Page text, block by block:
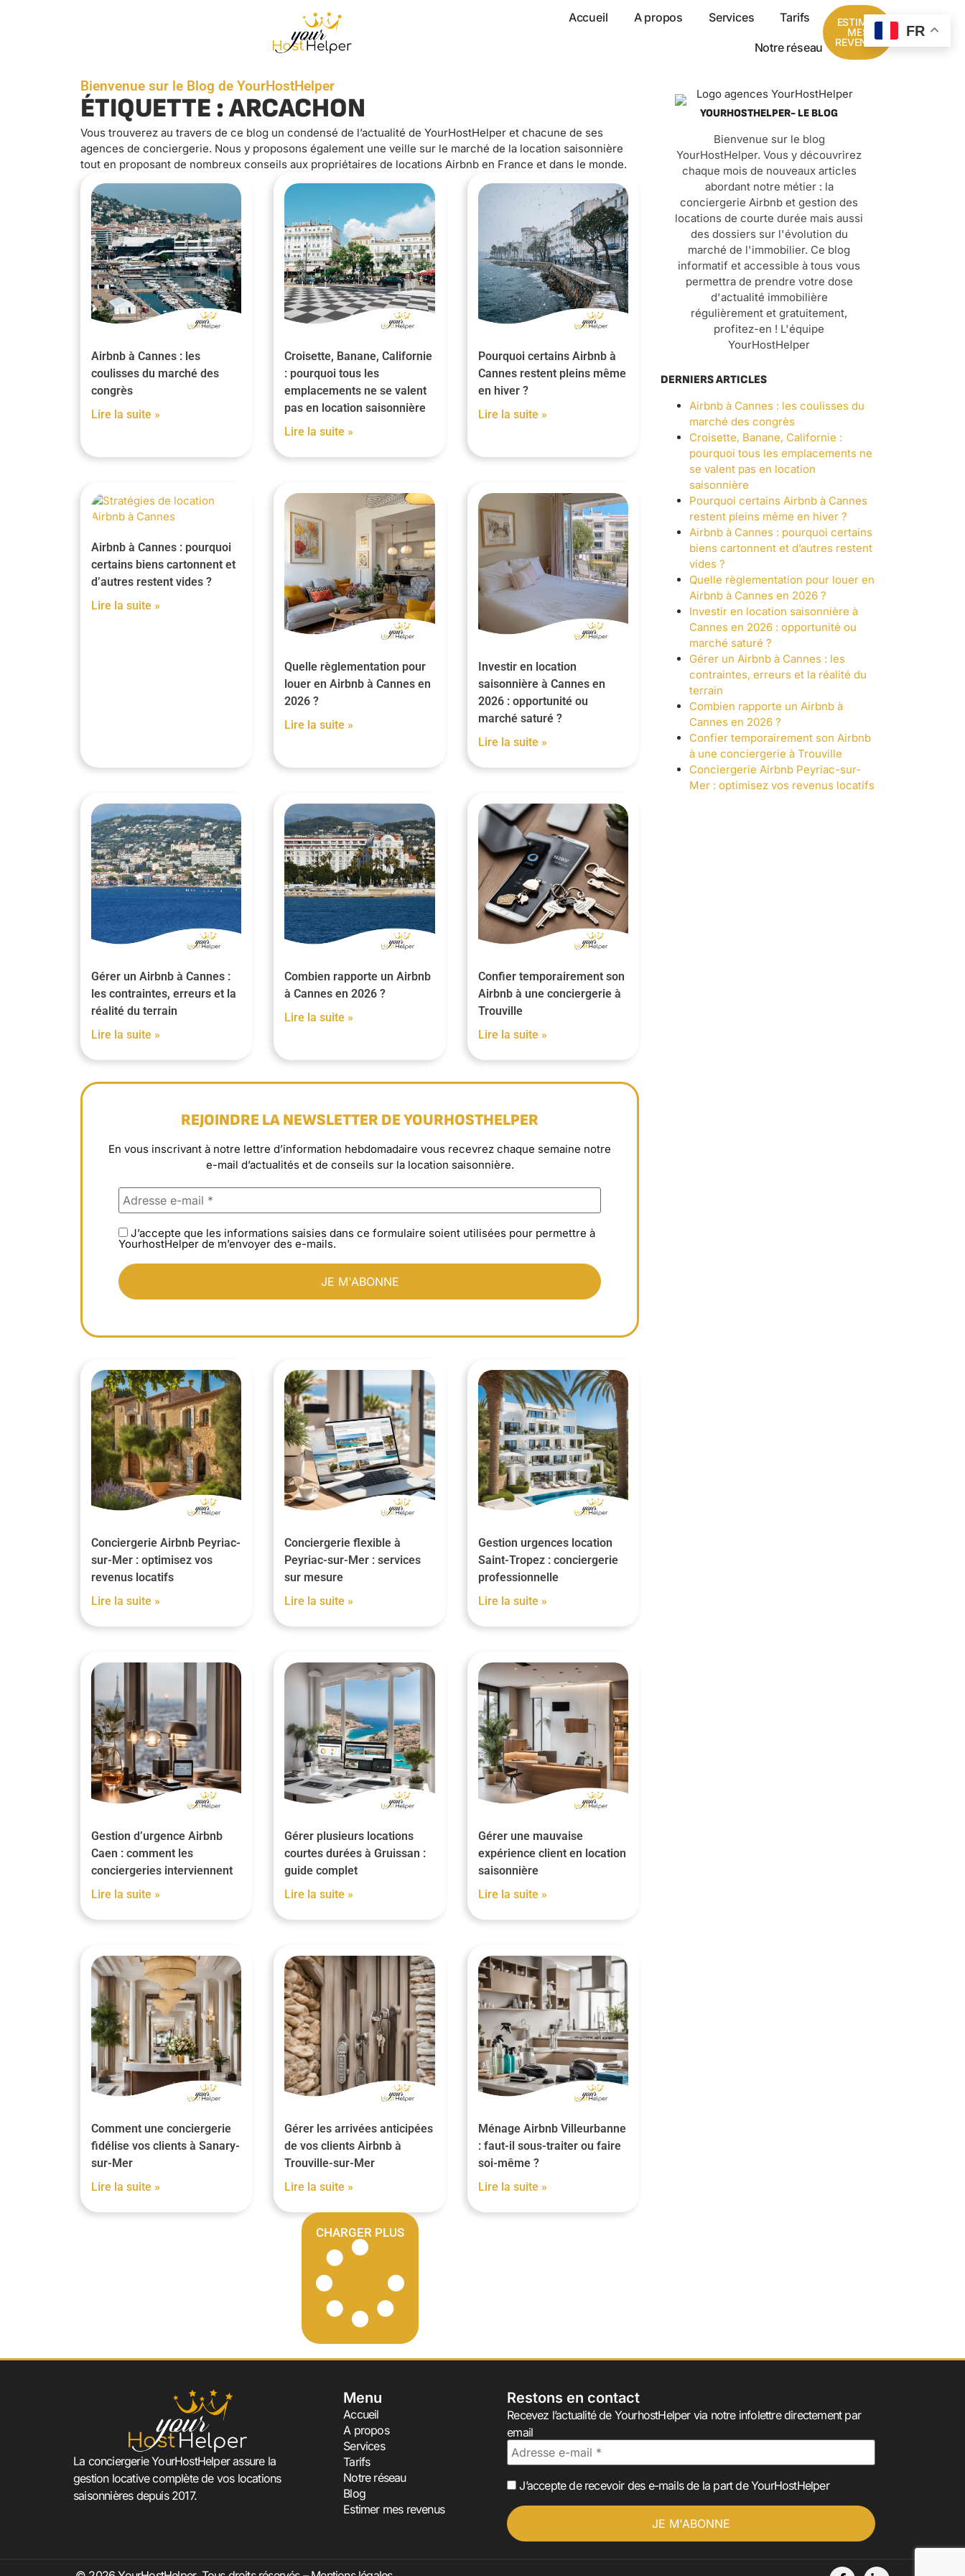
Accueil A propos Services Tarifs
Notre réseau
ESTIMER
MES
REVENUS
Bienvenue sur le Blog de YourHostHelper
ÉTIQUETTE : ARCACHON
Vous trouverez au travers de ce blog un condensé de l’actualité de YourHostHelper et chacune de ses
agences de conciergerie. Nous y proposons également une veille sur le marché de la location saisonnière
tout en proposant de nombreux conseils aux propriétaires de locations Airbnb en France et dans le monde.
Airbnb à Cannes : les
coulisses du marché des
congrès
Lire la suite »
Croisette, Banane, Californie
: pourquoi tous les
emplacements ne se valent
pas en location saisonnière
Lire la suite »
Pourquoi certains Airbnb à
Cannes restent pleins même
en hiver ?
Lire la suite »
Airbnb à Cannes : pourquoi
certains biens cartonnent et
d’autres restent vides ?
Lire la suite »
Quelle règlementation pour
louer en Airbnb à Cannes en
2026 ?
Lire la suite »
Investir en location
saisonnière à Cannes en
2026 : opportunité ou
marché saturé ?
Lire la suite »
Gérer un Airbnb à Cannes :
les contraintes, erreurs et la
réalité du terrain
Lire la suite »
Combien rapporte un Airbnb
à Cannes en 2026 ?
Lire la suite »
Confier temporairement son
Airbnb à une conciergerie à
Trouville
Lire la suite »
REJOINDRE LA NEWSLETTER DE YOURHOSTHELPER
En vous inscrivant à notre lettre d’information hebdomadaire vous recevrez chaque semaine notre
e-mail d’actualités et de conseils sur la location saisonnière.
J’accepte que les informations saisies dans ce formulaire soient utilisées pour permettre à
YourhostHelper de m’envoyer des e-mails.
Conciergerie Airbnb Peyriac-
sur-Mer : optimisez vos
revenus locatifs
Lire la suite »
Conciergerie flexible à
Peyriac-sur-Mer : services
sur mesure
Lire la suite »
Gestion urgences location
Saint-Tropez : conciergerie
professionnelle
Lire la suite »
Gestion d’urgence Airbnb
Caen : comment les
conciergeries interviennent
Lire la suite »
Gérer plusieurs locations
courtes durées à Gruissan :
guide complet
Lire la suite »
Gérer une mauvaise
expérience client en location
saisonnière
Lire la suite »
Comment une conciergerie
fidélise vos clients à Sanary-
sur-Mer
Lire la suite »
Gérer les arrivées anticipées
de vos clients Airbnb à
Trouville-sur-Mer
Lire la suite »
Ménage Airbnb Villeurbanne
: faut-il sous-traiter ou faire
soi-même ?
Lire la suite »
CHARGER PLUS
YOURHOSTHELPER- LE BLOG
Bienvenue sur le blog
YourHostHelper. Vous y découvrirez
chaque mois de nouveaux articles
abordant notre métier : la
conciergerie Airbnb et gestion des
locations de courte durée mais aussi
des dossiers sur l'évolution du
marché de l'immobilier. Ce blog
informatif et accessible à tous vous
permettra de prendre votre dose
d'actualité immobilière
régulièrement et gratuitement,
profitez-en ! L'équipe
YourHostHelper
DERNIERS ARTICLES
Airbnb à Cannes : les coulisses du
marché des congrès
Croisette, Banane, Californie :
pourquoi tous les emplacements ne
se valent pas en location
saisonnière
Pourquoi certains Airbnb à Cannes
restent pleins même en hiver ?
Airbnb à Cannes : pourquoi certains
biens cartonnent et d’autres restent
vides ?
Quelle règlementation pour louer en
Airbnb à Cannes en 2026 ?
Investir en location saisonnière à
Cannes en 2026 : opportunité ou
marché saturé ?
Gérer un Airbnb à Cannes : les
contraintes, erreurs et la réalité du
terrain
Combien rapporte un Airbnb à
Cannes en 2026 ?
Confier temporairement son Airbnb
à une conciergerie à Trouville
Conciergerie Airbnb Peyriac-sur-
Mer : optimisez vos revenus locatifs
La conciergerie YourHostHelper assure la
gestion locative complète de vos locations
saisonnières depuis 2017.
Menu
Accueil
A propos
Services
Tarifs
Notre réseau
Blog
Estimer mes revenus
Restons en contact
Recevez l’actualité de YourhostHelper via notre infolettre directement par
email
J’accepte de recevoir des e-mails de la part de YourHostHelper
FR